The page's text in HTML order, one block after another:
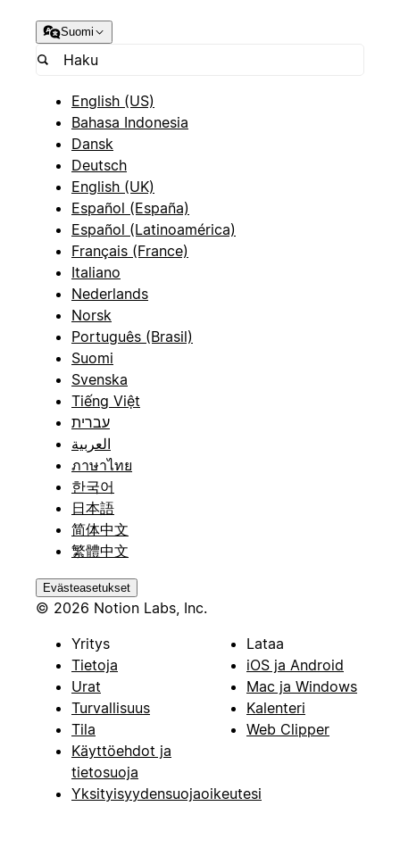
Suomi
English (US)
Bahasa Indonesia
Dansk
Deutsch
English (UK)
Español (España)
Español (Latinoamérica)
Français (France)
Italiano
Nederlands
Norsk
Português (Brasil)
Suomi
Svenska
Tiếng Việt
עברית
العربية
ภาษาไทย
한국어
日本語
简体中文
繁體中文
Evästeasetukset
© 2026 Notion Labs, Inc.
Yritys
Tietoja
Urat
Turvallisuus
Tila
Käyttöehdot ja
tietosuoja
Yksityisyydensuojaoikeutesi
Lataa
iOS ja Android
Mac ja Windows
Kalenteri
Web Clipper